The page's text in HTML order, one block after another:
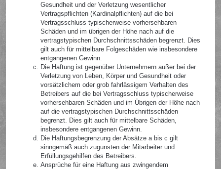
Gesundheit und der Verletzung wesentlicher
Vertragspflichten (Kardinalpflichten) auf die bei
Vertragsschluss typischerweise vorhersehbaren
Schäden und im übrigen der Höhe nach auf die
vertragstypischen Durchschnittsschäden begrenzt. Dies
gilt auch für mittelbare Folgeschäden wie insbesondere
entgangenen Gewinn.
Die Haftung ist gegenüber Unternehmern außer bei der
Verletzung von Leben, Körper und Gesundheit oder
vorsätzlichem oder grob fahrlässigem Verhalten des
Betreibers auf die bei Vertragsschluss typischerweise
vorhersehbaren Schäden und im Übrigen der Höhe nach
auf die vertragstypischen Durchschnittsschäden
begrenzt. Dies gilt auch für mittelbare Schäden,
insbesondere entgangenen Gewinn.
Die Haftungsbegrenzung der Absätze a bis c gilt
sinngemäß auch zugunsten der Mitarbeiter und
Erfüllungsgehilfen des Betreibers.
Ansprüche für eine Haftung aus zwingendem